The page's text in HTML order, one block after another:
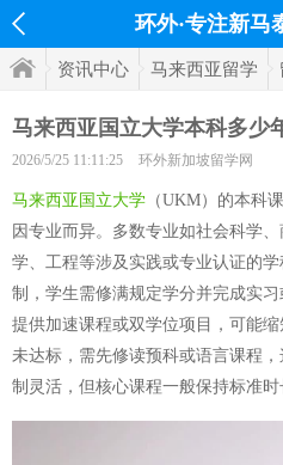
环外·专注新马
资讯中心 马来西亚留学
马来西亚国立大学本科多少
2026/5/25 11:11:25 环外新加坡留学网
马来西亚国立大学 （UKM）的本科
因专业而异。多数专业如社会科学
学、工程等涉及实践或专业认证的
制，学生需修满规定学分并完成实
提供加速课程或双学位项目，可能
未达标，需先修读预科或语言课程
制灵活，但核心课程一般保持标准时